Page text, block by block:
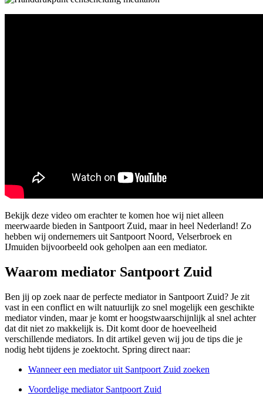
Bekijk deze video om erachter te komen hoe wij niet alleen
meerwaarde bieden in Santpoort Zuid, maar in heel Nederland! Zo
hebben wij ondernemers uit Santpoort Noord, Velserbroek en
IJmuiden bijvoorbeeld ook geholpen aan een mediator.
Waarom mediator Santpoort Zuid
Ben jij op zoek naar de perfecte mediator in Santpoort Zuid? Je zit
vast in een conflict en wilt natuurlijk zo snel mogelijk een geschikte
mediator vinden, maar je komt er hoogstwaarschijnlijk al snel achter
dat dit niet zo makkelijk is. Dit komt door de hoeveelheid
verschillende mediators. In dit artikel geven wij jou de tips die je
nodig hebt tijdens je zoektocht. Spring direct naar:
Wanneer een mediator uit Santpoort Zuid zoeken
Voordelige mediator Santpoort Zuid